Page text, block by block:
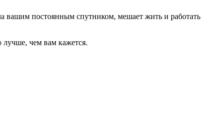
вашим постоянным спутником, мешает жить и работать
лучше, чем вам кажется.